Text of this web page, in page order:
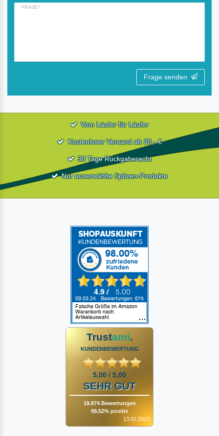
FRAGE*
Frage senden
Vom Läufer für Läufer
Kostenloser Versand ab 30,- €
30 Tage Rückgaberecht
Nur auserwählte Spitzen-Produkte
Trustami.
KUNDENBEWERTUNG
5,00 / 5,00
SEHR GUT
19.874 Bewertungen
99,52% positiv
13.02.2023